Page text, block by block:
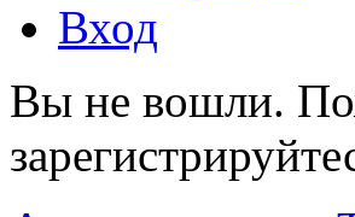
Вход
Вы не вошли.